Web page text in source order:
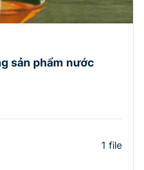
sản phẩm nước
1 file